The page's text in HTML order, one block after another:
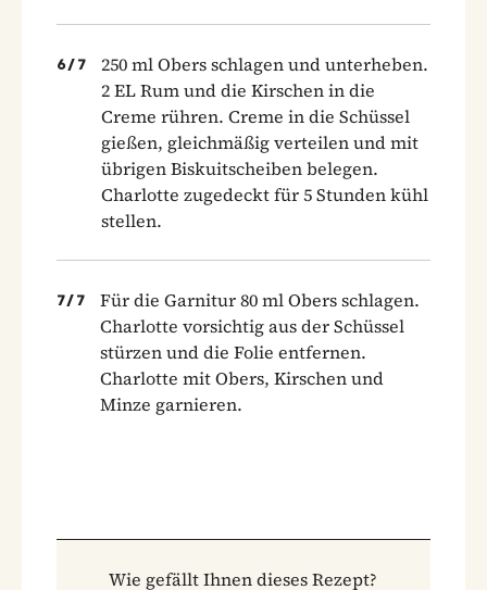
6/ 7
250 ml Obers schlagen und unterheben.
2 EL Rum und die Kirschen in die
Creme rühren. Creme in die Schüssel
gießen, gleichmäßig verteilen und mit
übrigen Biskuitscheiben belegen.
Charlotte zugedeckt für 5 Stunden kühl
stellen.
7/ 7
Für die Garnitur 80 ml Obers schlagen.
Charlotte vorsichtig aus der Schüssel
stürzen und die Folie entfernen.
Charlotte mit Obers, Kirschen und
Minze garnieren.
Wie gefällt Ihnen dieses Rezept?